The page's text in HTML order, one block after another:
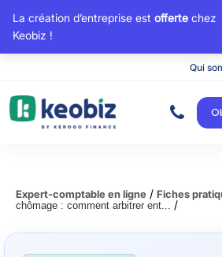
La création d’entreprise est offerte chez
Keobiz !
Qui
c
c
u
Expert-comptable en ligne / Fiches
chômage : comment arbitrer ent... /